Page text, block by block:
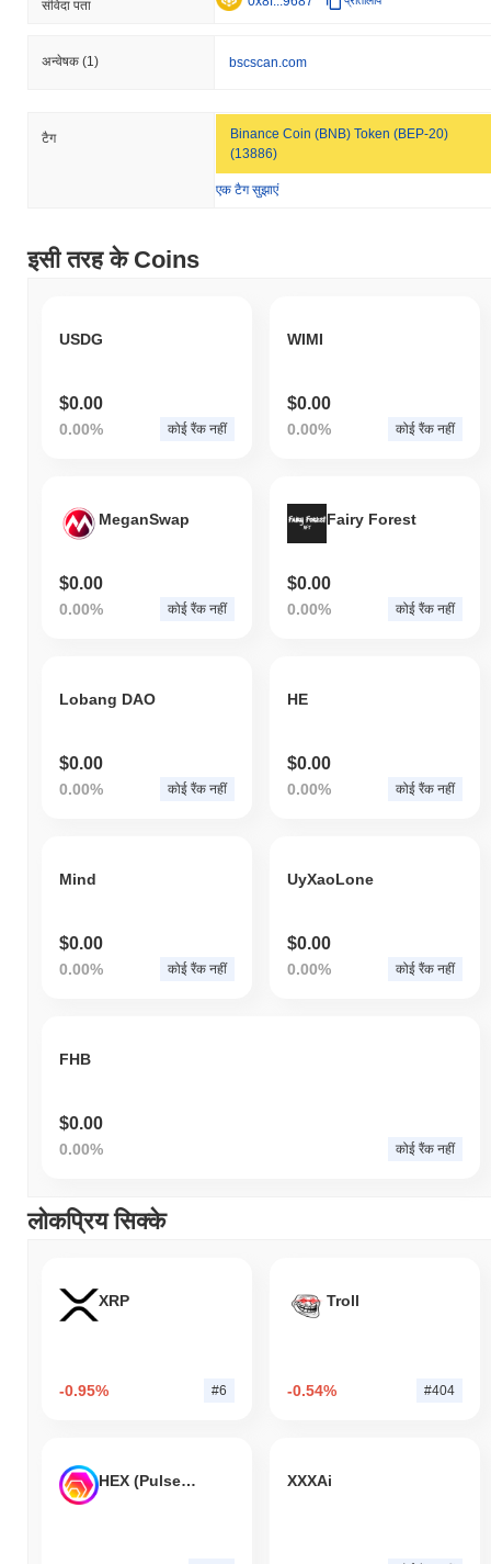
संविदा पता
अन्वेषक (1) bscscan.com
टैग
Binance Coin (BNB) Token (BEP-20)
(13886)
एक टैग सुझाएं
इसी तरह के Coins
USDG
$0.00
0.00% कोई रैंक नहीं
WIMI
$0.00
0.00% कोई रैंक नहीं
MeganSwap
$0.00
0.00% कोई रैंक नहीं
Fairy Forest
$0.00
0.00% कोई रैंक नहीं
Lobang DAO
$0.00
0.00% कोई रैंक नहीं
HE
$0.00
0.00% कोई रैंक नहीं
Mind
$0.00
0.00% कोई रैंक नहीं
UyXaoLone
$0.00
0.00% कोई रैंक नहीं
FHB
$0.00
0.00% कोई रैंक नहीं
लोकप्रिय सिक्के
XRP
-0.95% #6
Troll
-0.54% #404
HEX (Pulsechain) XXXAi